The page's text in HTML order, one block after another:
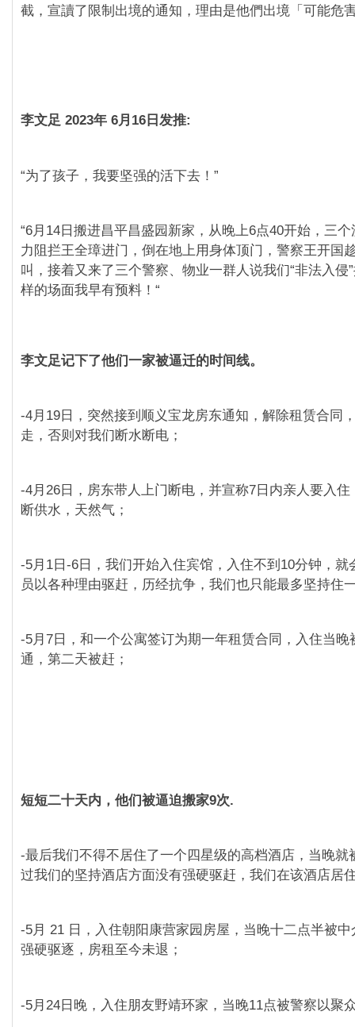
截，宣讀了限制出境的通知，理由是他們出境「可能危
李文足 2023年 6月16日发推:
“为了孩子，我要坚强的活下去！”
“6月14日搬进昌平昌盛园新家，从晚上6点40开始，三
力阻拦王全璋进门，倒在地上用身体顶门，警察王开国
叫，接着又来了三个警察、物业一群人说我们“非法入侵
样的场面我早有预料！“
李文足记下了他们一家被逼迁的时间线。
-4月19日，突然接到顺义宝龙房东通知，解除租赁合同
走，否则对我们断水断电；
-4月26日，房东带人上门断电，并宣称7日内亲人要入
断供水，天然气；
-5月1日-6日，我们开始入住宾馆，入住不到10分钟，就
员以各种理由驱赶，历经抗争，我们也只能最多坚持住
-5月7日，和一个公寓签订为期一年租赁合同，入住当晚
通，第二天被赶；
短短二十天内，他们被逼迫搬家9次.
-最后我们不得不居住了一个四星级的高档酒店，当晚就
过我们的坚持酒店方面没有强硬驱赶，我们在该酒店居
-5月 21 日，入住朝阳康营家园房屋，当晚十二点半被
强硬驱逐，房租至今未退；
-5月24日晚，入住朋友野靖环家，当晚11点被警察以聚